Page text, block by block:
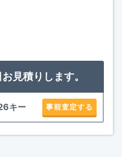
見積りします。
キー 事前査定する